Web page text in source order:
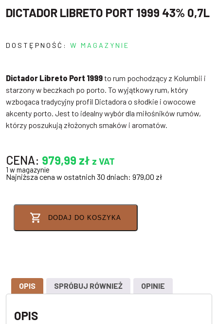
DICTADOR LIBRETO PORT 1999 43% 0,7L
DOSTĘPNOŚĆ: W MAGAZYNIE
Dictador Libreto Port 1999to rum pochodzący z Kolumbii i
starzony w beczkach po porto. To wyjątkowy rum, który
wzbogaca tradycyjny profil Dictadora o słodkie i owocowe
akcenty porto. Jest to idealny wybór dla miłośników rumów,
którzy poszukują złożonych smaków i aromatów.
CENA: 979,99 zł z VAT
1 w magazynie
Najniższa cena w ostatnich 30 dniach: 979,00 zł
DODAJ DO KOSZYKA
OPIS SPRÓBUJ RÓWNIEŻ OPINIE
OPIS